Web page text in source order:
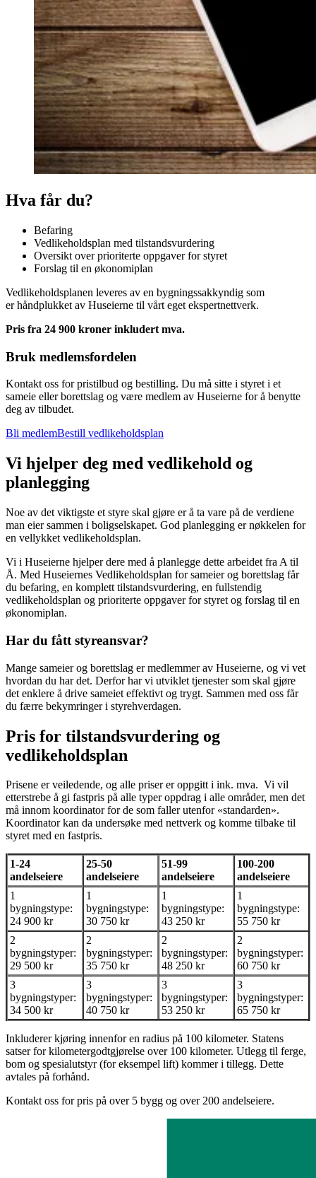
Hva får du?
Befaring
Vedlikeholdsplan med tilstandsvurdering
Oversikt over prioriterte oppgaver for styret
Forslag til en økonomiplan
Vedlikeholdsplanen leveres av en bygningssakkyndig som
er håndplukket av Huseierne til vårt eget ekspertnettverk.
Pris fra 24 900 kroner inkludert mva.
Bruk medlemsfordelen
Kontakt oss for pristilbud og bestilling. Du må sitte i styret i et
sameie eller borettslag og være medlem av Huseierne for å benytte
deg av tilbudet.
Bli medlemBestill vedlikeholdsplan
Vi hjelper deg med vedlikehold og
planlegging
Noe av det viktigste et styre skal gjøre er å ta vare på de verdiene
man eier sammen i boligselskapet. God planlegging er nøkkelen for
en vellykket vedlikeholdsplan.
Vi i Huseierne hjelper dere med å planlegge dette arbeidet fra A til
Å. Med Huseiernes Vedlikeholdsplan for sameier og borettslag får
du befaring, en komplett tilstandsvurdering, en fullstendig
vedlikeholdsplan og prioriterte oppgaver for styret og forslag til en
økonomiplan.
Har du fått styreansvar?
Mange sameier og borettslag er medlemmer av Huseierne, og vi vet
hvordan du har det. Derfor har vi utviklet tjenester som skal gjøre
det enklere å drive sameiet effektivt og trygt. Sammen med oss får
du færre bekymringer i styrehverdagen.
Pris for tilstandsvurdering og
vedlikeholdsplan
Prisene er veiledende, og alle priser er oppgitt i ink. mva. Vi vil
etterstrebe å gi fastpris på alle typer oppdrag i alle områder, men det
må innom koordinator for de som faller utenfor «standarden».
Koordinator kan da undersøke med nettverk og komme tilbake til
styret med en fastpris.
1-24
andelseiere
25-50
andelseiere
51-99
andelseiere
100-200
andelseiere
1
bygningstype:
24 900 kr
1
bygningstype:
30 750 kr
1
bygningstype:
43 250 kr
1
bygningstype:
55 750 kr
2
bygningstyper:
29 500 kr
2
bygningstyper:
35 750 kr
2
bygningstyper:
48 250 kr
2
bygningstyper:
60 750 kr
3
bygningstyper:
34 500 kr
3
bygningstyper:
40 750 kr
3
bygningstyper:
53 250 kr
3
bygningstyper:
65 750 kr
Inkluderer kjøring innenfor en radius på 100 kilometer. Statens
satser for kilometergodtgjørelse over 100 kilometer. Utlegg til ferge,
bom og spesialutstyr (for eksempel lift) kommer i tillegg. Dette
avtales på forhånd.
Kontakt oss for pris på over 5 bygg og over 200 andelseiere.